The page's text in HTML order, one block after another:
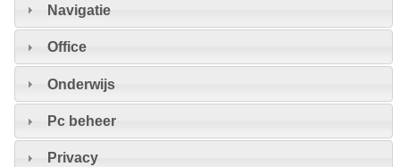
Navigatie
Office
Onderwijs
Pc beheer
Privacy